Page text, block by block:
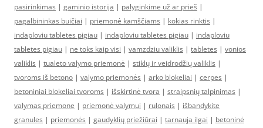
pasirinkimas | gaminio istorija | palyginkime už ar prieš |
pagalbininkas buičiai | priemonė kamščiams | kokias rinktis |
indaploviu tabletes pigiau | indaploviu tabletes pigiau | indaploviu
tabletes pigiau | ne toks kaip visi | vamzdziu valiklis | tabletes | vonios
valiklis | tualeto valymo priemonė | stiklų ir veidrodžių valiklis |
tvoroms iš betono | valymo priemonės | arko blokeliai | cerpes |
betoniniai blokeliai tvoroms | išskirtinė tvora | straipsnių talpinimas |
valymas priemone | priemonė valymui | rulonais | išbandykite
granules | priemonės | gaudyklių priežiūrai | tarnauja ilgai | betoninė